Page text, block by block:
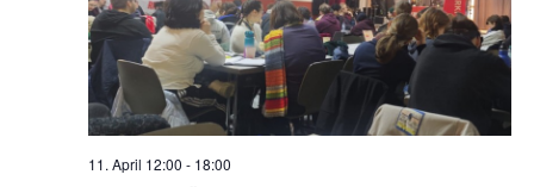
11. April 12:00 - 18:00